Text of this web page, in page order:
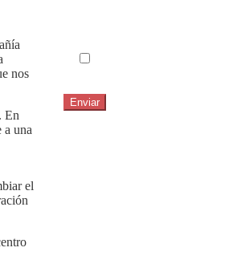
nos
En
a una
el